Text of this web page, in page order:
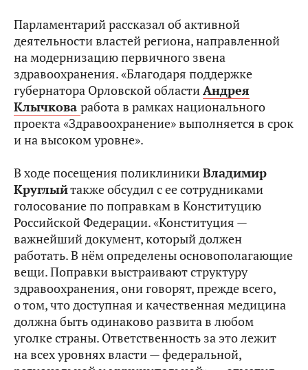
Парламентарий рассказал об активной
деятельности властей региона, направленной
на модернизацию первичного звена
здравоохранения. «Благодаря поддержке
губернатора Орловской областиАндрея
Клычкова работа в рамках национального
проекта «Здравоохранение» выполняется в срок
и на высоком уровне».
В ходе посещения поликлиникиВладимир
Круглыйтакже обсудил с ее сотрудниками
голосование по поправкам в Конституцию
Российской Федерации. «Конституция —
важнейший документ, который должен
работать. В нём определены основополагающие
вещи. Поправки выстраивают структуру
здравоохранения, они говорят, прежде всего,
о том, что доступная и качественная медицина
должна быть одинаково развита в любом
уголке страны. Ответственность за это лежит
на всех уровнях власти — федеральной,